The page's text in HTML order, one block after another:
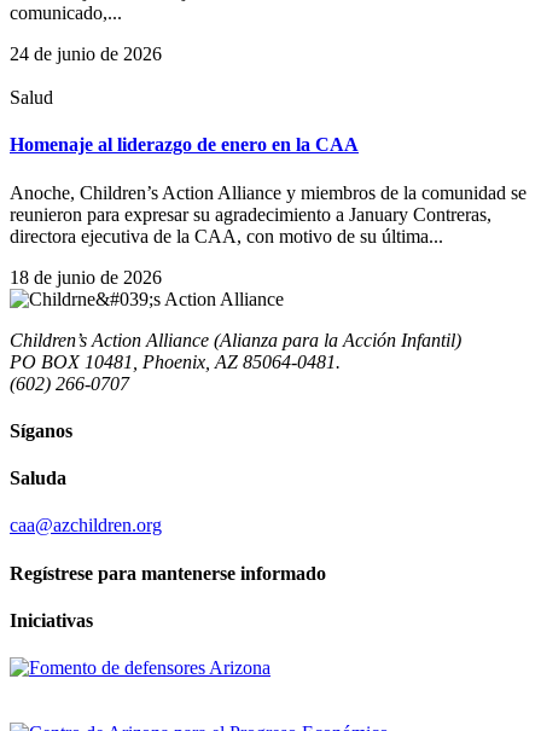
comunicado,...
24 de junio de 2026
Salud
Homenaje al liderazgo de enero en la CAA
Anoche, Children’s Action Alliance y miembros de la comunidad se
reunieron para expresar su agradecimiento a January Contreras,
directora ejecutiva de la CAA, con motivo de su última...
18 de junio de 2026
Children’s Action Alliance (Alianza para la Acción Infantil)
PO BOX 10481, Phoenix, AZ 85064-0481.
(602) 266-0707
Síganos
Saluda
caa@azchildren.org
Regístrese para mantenerse informado
Iniciativas